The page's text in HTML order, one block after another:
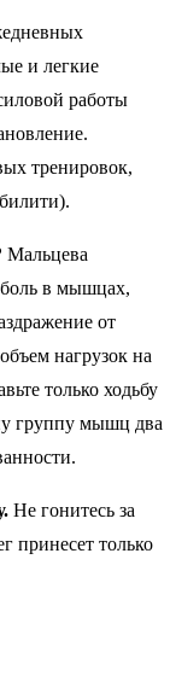
и легкие
работы
тренировок,
Мальцева
в мышцах,
от
нагрузок на
только ходьбу
группу мышц два
Не гонитесь за
принесет только